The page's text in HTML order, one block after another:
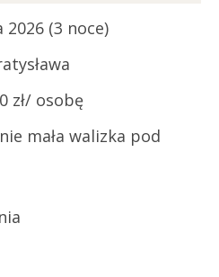
2026 (3 noce)
zł/ osobę
mała walizka pod